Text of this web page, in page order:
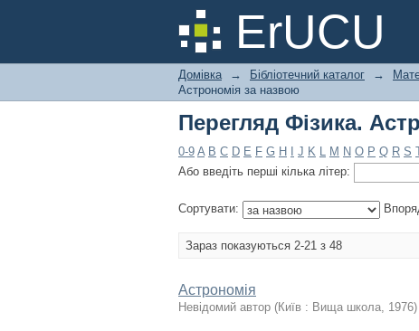
ErUCU
Перегляд Фізика.
Домівка → Бібліотечний каталог →
Астрономія за назвою
Перегляд Фізика.
0-9 A B C D E F G H J K L M N O P Q R S
Або введіть перші кілька літер:
Сортувати:
Зараз показуються 2-21 з 48
Астрономія
Невідомий автор (Київ : Вища школа, 1976)